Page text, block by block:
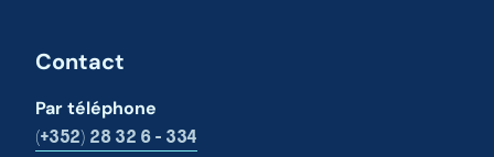
Contact
Par téléphone
(+352) 28 32 6 - 334